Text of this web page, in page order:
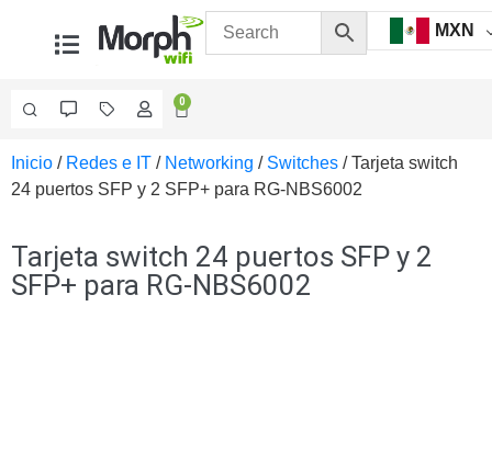
MXN
0
Videovigilancia
Accesorios
Accesorios
Ethernet y
FibraAccesorios
Inicio / Redes e IT / Networking / Switches / Tarjeta switch
24 puertos SFP y 2 SFP+ para RG-NBS6002
Tarjeta switch 24 puertos SFP y 2
SFP+ para RG-NBS6002